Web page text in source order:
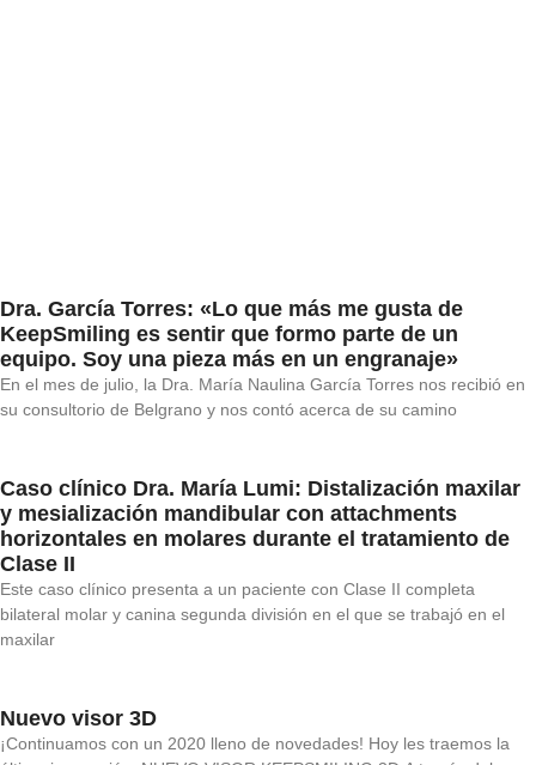
Dra. García Torres: «Lo que más me gusta de
KeepSmiling es sentir que formo parte de un
equipo. Soy una pieza más en un engranaje»
En el mes de julio, la Dra. María Naulina García Torres nos recibió en
su consultorio de Belgrano y nos contó acerca de su camino
Caso clínico Dra. María Lumi: Distalización maxilar
y mesialización mandibular con attachments
horizontales en molares durante el tratamiento de
Clase II
Este caso clínico presenta a un paciente con Clase II completa
bilateral molar y canina segunda división en el que se trabajó en el
maxilar
Nuevo visor 3D
¡Continuamos con un 2020 lleno de novedades! Hoy les traemos la